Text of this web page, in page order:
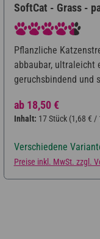
SoftCat - Grass -
Durchschnittliche
Pflanzliche
abbaubar, ultraleicht
geruchsbindend und
Regulärer Preis:
ab 18,50 €
Inhalt: 17 Stück (1,68 € /
Verschiedene
Preise inkl. MwSt. zzgl.